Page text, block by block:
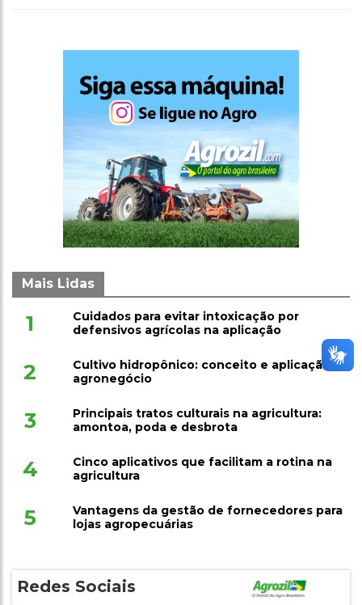
Mais Lidas
1
Cuidados para evitar intoxicação por
defensivos agrícolas na aplicação
2
Cultivo hidropônico: conceito e aplicação no
agronegócio
3
Principais tratos culturais na agricultura:
amontoa, poda e desbrota
4
Cinco aplicativos que facilitam a rotina na
agricultura
5
Vantagens da gestão de fornecedores para
lojas agropecuárias
Redes Sociais